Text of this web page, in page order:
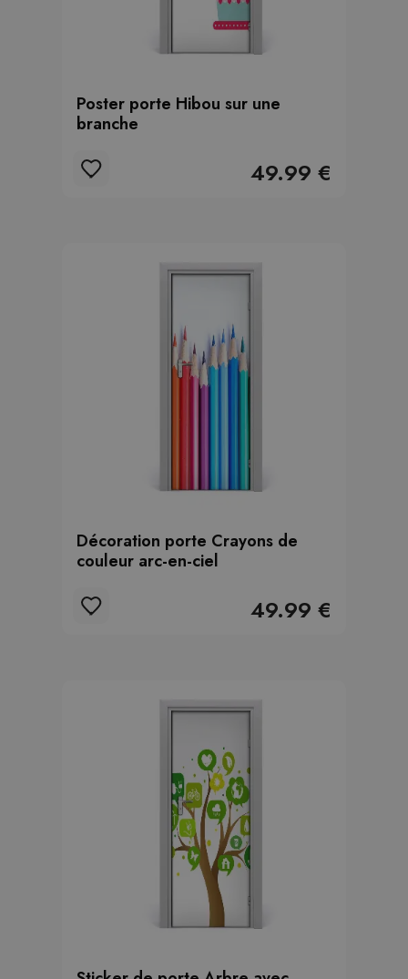
Poster porte Hibou sur une
branche
49.99 €
Décoration porte Crayons de
couleur arc-en-ciel
49.99 €